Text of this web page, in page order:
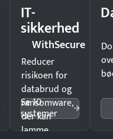
IT-
sikkerhed
WithSecure
Reducer
risikoen for
databrud og
ransomware,
der kan
lamme
Se 10
systemer